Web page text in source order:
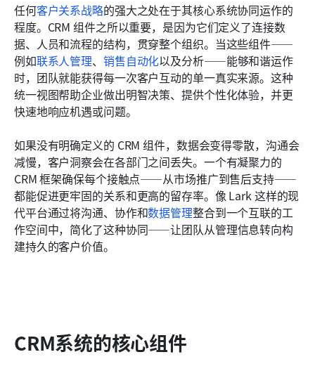
任何客户关系战略的强大之处在于其核心系统协同运作的
程度。CRM 组件之所以重要，是因为它们定义了连接数
据、人员和流程的结构，贯穿整个组织。当这些组件——
例如联系人管理、 销售自动化以及分析——能够和谐运作
时，团队就能获得每一次客户互动的单一真实来源。这种
统一视图帮助企业做出明智决策、提供个性化体验，并更
快速地响应机遇或问题。
如果没有明确定义的 CRM 组件，数据会变得零散，沟通会
减慢，客户洞察会在各部门之间丢失。一个有凝聚力的
CRM 框架确保每个接触点——从市场推广到售后支持——
都能促进更牢固的关系和更高的留存率。像 Lark 这样的现
代平台通过将沟通、协作和数据管理整合到一个互联的工
作空间中，简化了这种协同——让团队从管理信息转向构
建持久的客户价值。
CRM系统的核心组件